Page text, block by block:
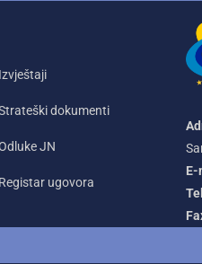
Izvještaji
dokumenti
JN
Registar ugovora
E-